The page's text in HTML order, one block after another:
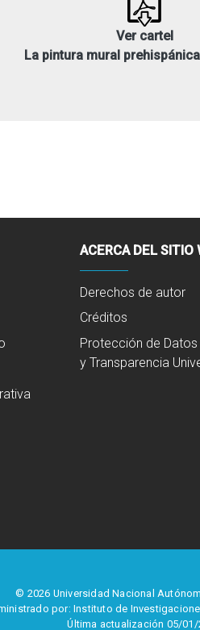
Ver cartel
La pintura mural
ACERCA DEL SITIO
Derechos de autor
Créditos
Protección de Datos
y Transparencia
© 2026 Universidad Nacional
por: Instituto de
Última actualización 05/01/